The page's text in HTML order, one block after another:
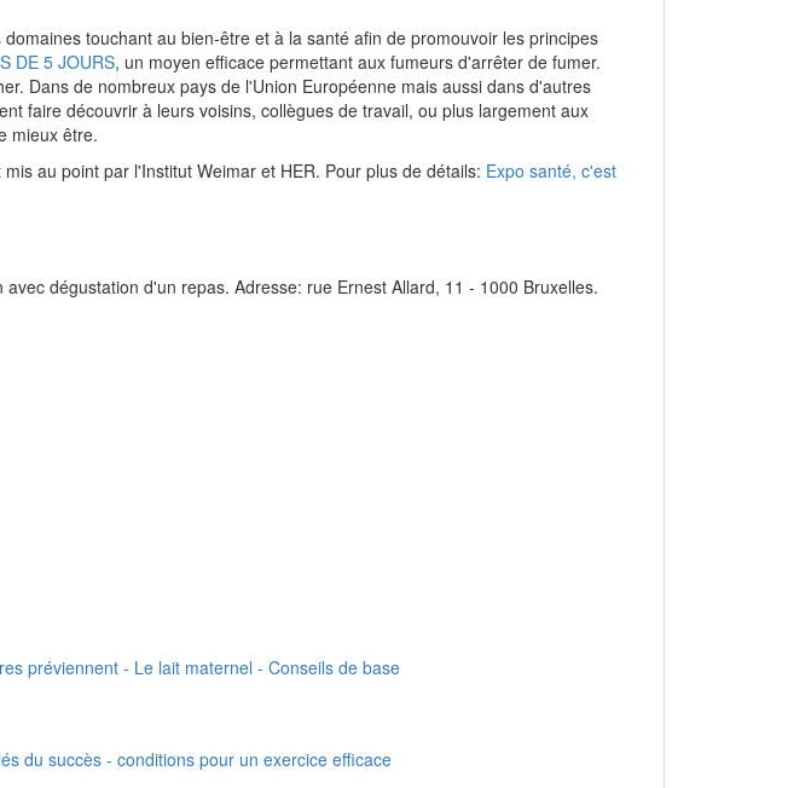
touchant au bien-être et à la santé afin de promouvoir les principes
DE 5 JOURS, un moyen efficace permettant aux fumeurs d'arrêter de fumer.
Dans de nombreux pays de l'Union Européenne mais aussi dans d'autres
faire découvrir à leurs voisins, collègues de travail, ou plus largement aux
mieux être.
au point par l'Institut Weimar et HER. Pour plus de détails: Expo santé, c'est
dégustation d'un repas. Adresse: rue Ernest Allard, 11 - 1000 Bruxelles.
préviennent - Le lait maternel - Conseils de base
du succès - conditions pour un exercice efficace